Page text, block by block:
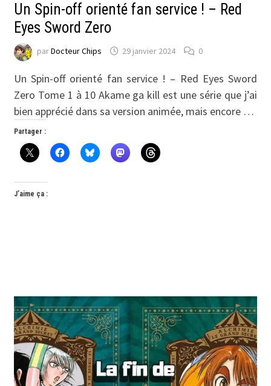
Un Spin-off orienté fan service ! – Red
Eyes Sword Zero
parDocteur Chips 29 janvier 2024 0
Un Spin-off orienté fan service ! – Red Eyes Sword
Zero Tome 1 à 10 Akame ga kill est une série que j’ai
bien apprécié dans sa version animée, mais encore …
Partager :
J’aime ça :